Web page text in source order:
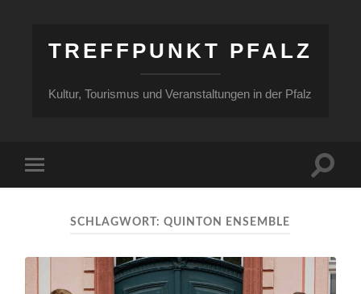
TREFFPUNKT PFALZ
Kultur, Tourismus und Veranstaltungen in der Pfalz
Menü
SCHLAGWORT:QUINTON ENSEMBLE